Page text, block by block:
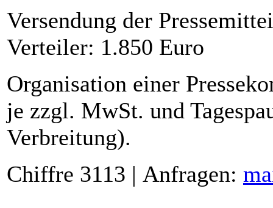
Versendung der
Verteiler: 1.850 Euro
Organisation einer
je zzgl. MwSt. und
Verbreitung).
Chiffre 3113 | Anfragen: